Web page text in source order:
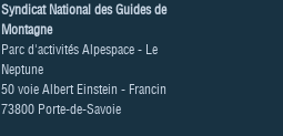
Syndicat National des Guides de
Montagne
Parc d'activités Alpespace - Le
Neptune
50 voie Albert Einstein - Francin
73800 Porte-de-Savoie